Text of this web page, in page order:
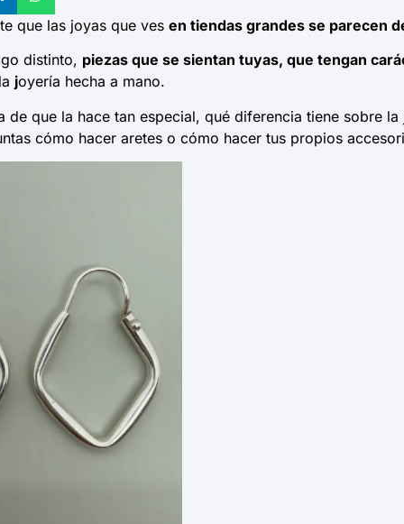
que las joyas que ves en tiendas grandes se parecen
distinto, piezas que se sientan tuyas, que tengan
joyería hecha a mano.
de que la hace tan especial, qué diferencia tiene sobre
cómo hacer aretes o cómo hacer tus propios